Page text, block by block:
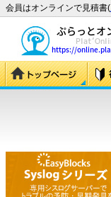
会員はオンラインで見積書(